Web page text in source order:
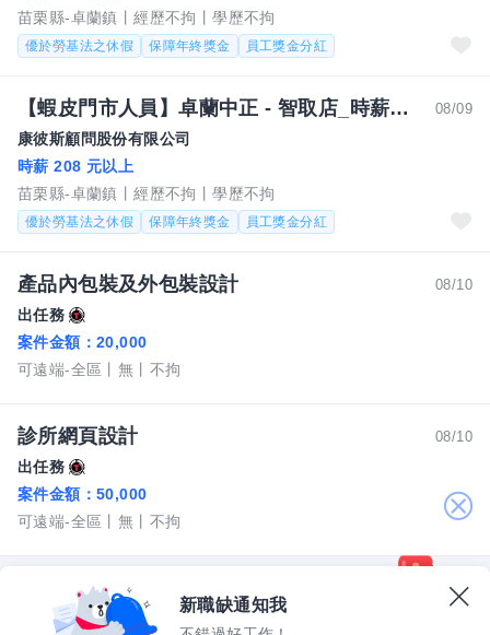
苗栗縣-卓蘭鎮
經歷不拘 學歷不拘
優於勞基法之休假 保障年終獎金 員工獎金分紅
08/09
【蝦皮門市人員】卓蘭中正 - 智取店_時薪人員#NL
康彼斯顧問股份有限公司
時薪 208 元以上
苗栗縣-卓蘭鎮
經歷不拘 學歷不拘
優於勞基法之休假 保障年終獎金 員工獎金分紅
08/10
產品內包裝及外包裝設計
出任務
案件金額： 20,000
可遠端-全區
無 不拘
08/10
診所網頁設計
出任務
案件金額： 50,000
可遠端-全區
無 不拘
新職缺通知我
關
閉